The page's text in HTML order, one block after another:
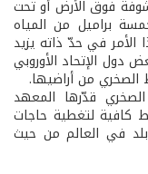
فوق الأرض أو تحت
براميل من المياه
الأمر في حدّ ذاته يزيد
دول الإتحاد الأوروبي
الصخري من أراضيها.
قدّرها المعهد
مليار برميل نفط كافية لتغطية حاجات
سادس بلد في العالم من حيث